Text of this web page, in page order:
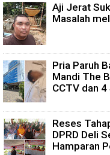
Aji Jerat
Masalah
Pria Paruh
Mandi The
CCTV dan 4
Reses
DPRD Deli
Hamparan